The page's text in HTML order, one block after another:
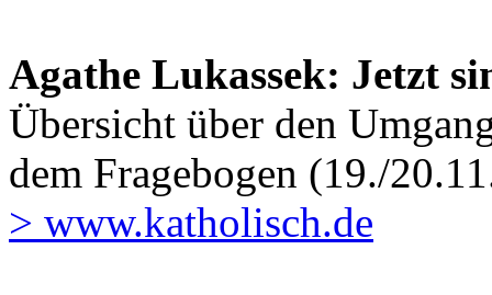
Agathe Lukassek: Jetzt
Übersicht über den
dem Fragebogen (19./
> www.katholisch.de